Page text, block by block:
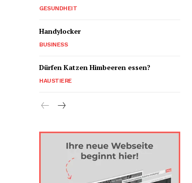
GESUNDHEIT
Handylocker
BUSINESS
Dürfen Katzen Himbeeren essen?
HAUSTIERE